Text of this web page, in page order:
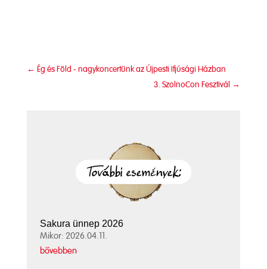
← Ég és Föld - nagykoncertünk az Újpesti Ifjúsági Házban
3. SzolnoCon Fesztivál →
Sakura ünnep 2026
Mikor: 2026.04.11.
bővebben